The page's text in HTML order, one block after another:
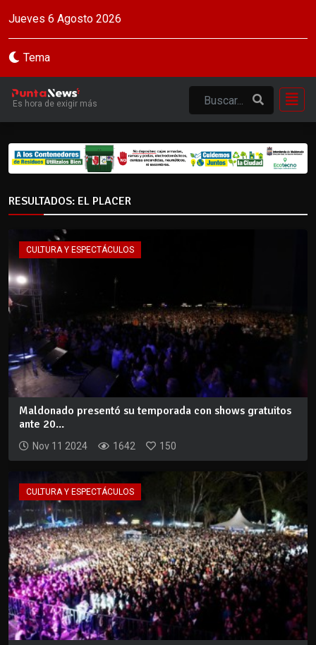
Jueves 6 Agosto 2026
Tema
Es hora de exigir más
RESULTADOS: EL PLACER
CULTURA Y ESPECTÁCULOS
Maldonado presentó su temporada con shows gratuitos
ante 20...
Nov 11 2024 1642 150
CULTURA Y ESPECTÁCULOS